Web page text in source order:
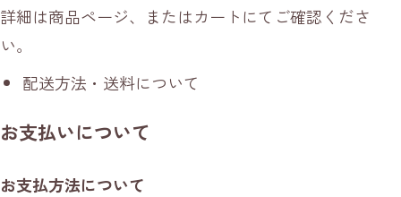
詳細は商品ページ、またはカートにてご確認くださ
い。
配送方法・送料について
お支払いについて
お支払方法について